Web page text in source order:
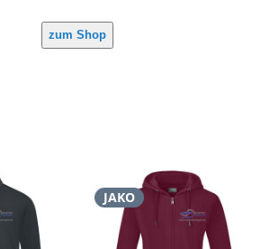
JAKO
zum Shop